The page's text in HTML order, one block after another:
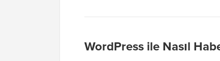
WordPress ile Nasıl